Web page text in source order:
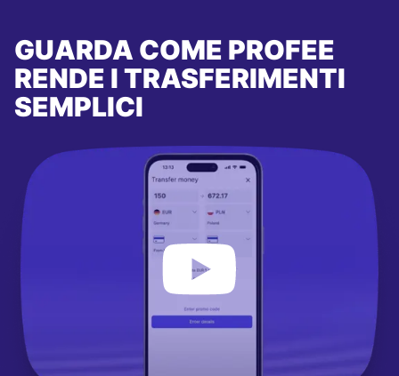
GUARDA COME PROFEE
RENDE I TRASFERIMENTI
SEMPLICI